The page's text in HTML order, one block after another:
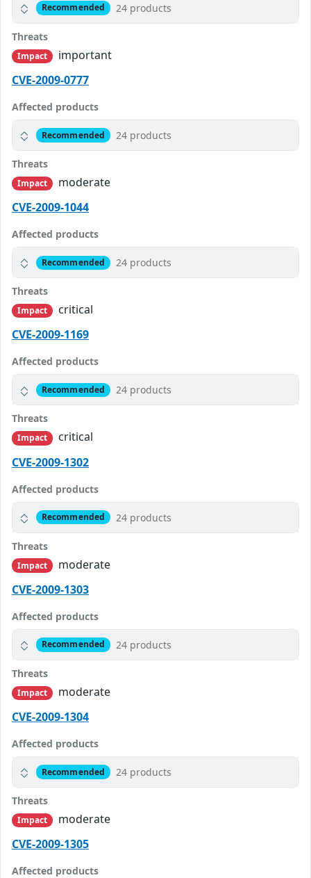
Recommended 24 products
Threats
Impact
important
CVE-2009-0777
Affected products
Recommended 24 products
Threats
Impact
moderate
CVE-2009-1044
Affected products
Recommended 24 products
Threats
Impact
critical
CVE-2009-1169
Affected products
Recommended 24 products
Threats
Impact
critical
CVE-2009-1302
Affected products
Recommended 24 products
Threats
Impact
moderate
CVE-2009-1303
Affected products
Recommended 24 products
Threats
Impact
moderate
CVE-2009-1304
Affected products
Recommended 24 products
Threats
Impact
moderate
CVE-2009-1305
Affected products